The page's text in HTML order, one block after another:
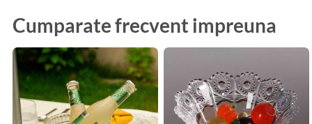
Cumparate frecvent impreuna